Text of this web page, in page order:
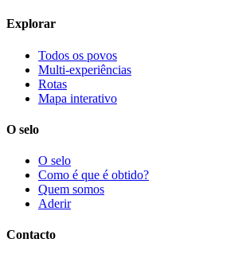
Explorar
Todos os povos
Multi-experiências
Rotas
Mapa interativo
O selo
O selo
Como é que é obtido?
Quem somos
Aderir
Contacto